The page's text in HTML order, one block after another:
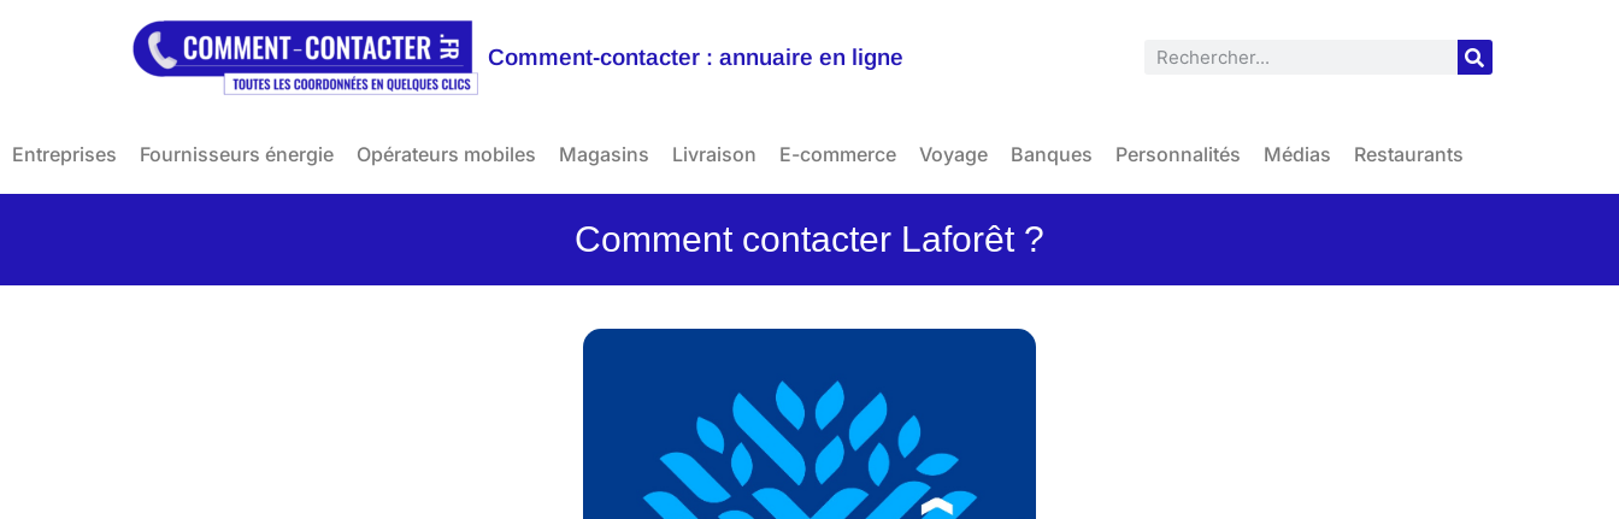
Comment-contacter : annuaire en ligne
Entreprises Fournisseurs énergie Opérateurs mobiles Magasins Livraison E-commerce Voyage Banques Personnalités Médias Restaurants
Comment contacter Laforêt ?